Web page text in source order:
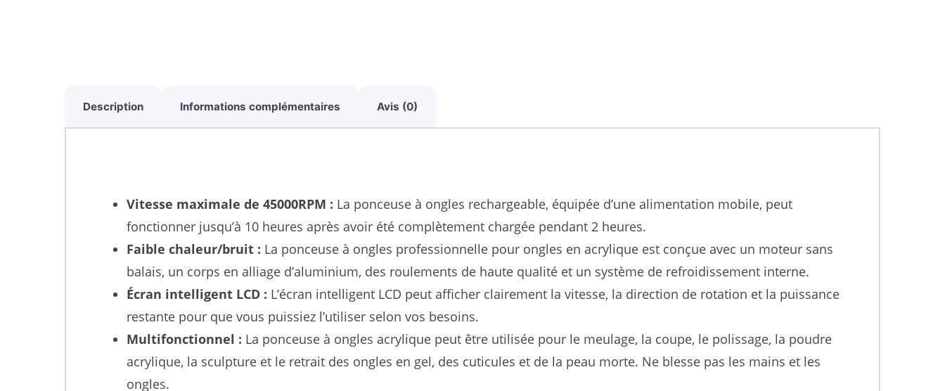
Description Informations complémentaires Avis (0)
Vitesse maximale de 45000RPM : La ponceuse à ongles rechargeable, équipée d’une alimentation mobile, peut
fonctionner jusqu’à 10 heures après avoir été complètement chargée pendant 2 heures.
Faible chaleur/bruit : La ponceuse à ongles professionnelle pour ongles en acrylique est conçue avec un moteur sans
balais, un corps en alliage d’aluminium, des roulements de haute qualité et un système de refroidissement interne.
Écran intelligent LCD : L’écran intelligent LCD peut afficher clairement la vitesse, la direction de rotation et la puissance
restante pour que vous puissiez l’utiliser selon vos besoins.
Multifonctionnel : La ponceuse à ongles acrylique peut être utilisée pour le meulage, la coupe, le polissage, la poudre
acrylique, la sculpture et le retrait des ongles en gel, des cuticules et de la peau morte. Ne blesse pas les mains et les
ongles.